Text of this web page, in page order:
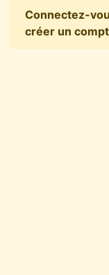
Connectez-
créer un